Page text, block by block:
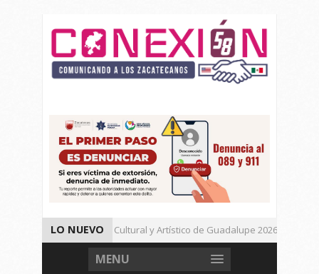
LO NUEVO
Da inicio el Festival Cultural y Artístico de Guadalupe 2026
Muere Agresor, Detienen a Dos Menores en Joaquín Amaro.
MENU